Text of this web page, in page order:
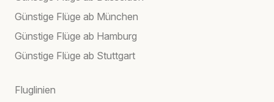
Günstige Flüge ab München
Günstige Flüge ab Hamburg
Günstige Flüge ab Stuttgart
Fluglinien